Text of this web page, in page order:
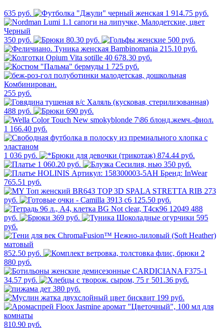
635 руб. 1 914.75 руб.
350 руб. 80.30 руб.
500 руб.
215.10 руб.
678.30 руб.
1 725 руб.
255 руб.
488 руб. 690 руб.
1 166.40 руб.
1 036 руб.
874.44 руб.
1 060.20 руб.
350 руб.
765.51 руб.
273
руб.
125.50 руб.
488
руб.
369 руб.
595
руб.
852.50 руб.
2
880 руб.
34.57 руб.
501.36 руб.
380 руб.
199 руб.
810.90 руб.